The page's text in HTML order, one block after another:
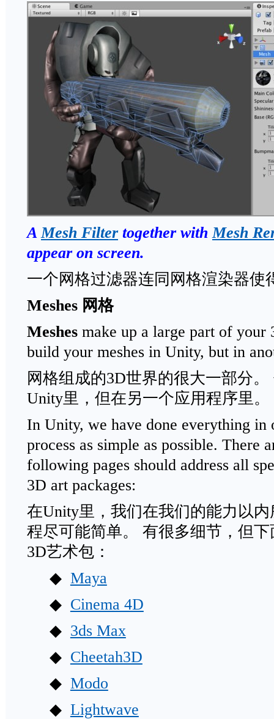
AMesh Filtertogether withMesh
appear on screen.
一个网格过滤器连同网格渲染器使
Meshes 网格
Meshes make up a large part of your
build your meshes in Unity, but in
网格组成的3D世界的很大一部分
Unity里，但在另一个应用程序里。
In Unity, we have done everything in
process as simple as possible. There
following pages should address all
3D art packages:
在Unity里，我们在我们的能力以
程尽可能简单。 有很多细节，但
3D艺术包：
◆ Maya
◆ Cinema 4D
◆ 3ds Max
◆ Cheetah3D
◆ Modo
◆ Lightwave